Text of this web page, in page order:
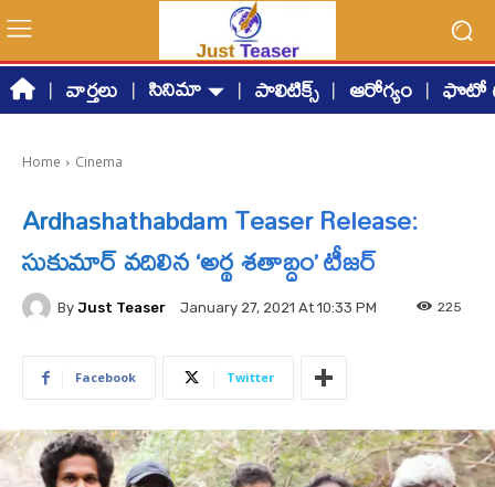
వార్తలు సినిమా పాలిటిక్స్ ఆరోగ్యం ఫొటో
Home Cinema
Ardhashathabdam Teaser Release:
సుకుమార్ వదిలిన ‘అర్థ శతాబ్ధం’ టీజర్
By Just Teaser January 27, 2021 At 10:33 PM 225
Facebook Twitter